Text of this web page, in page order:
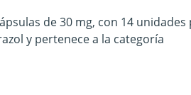
de 30 mg, con 14 unidades
y pertenece a la categoría